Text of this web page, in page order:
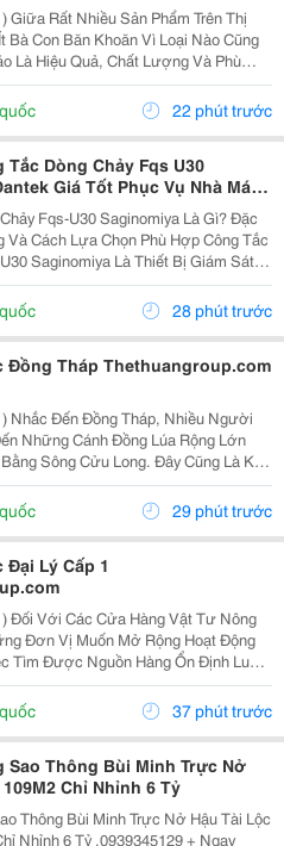
Giữa Rất Nhiều Sản Phẩm Trên Thị
Bà Con Băn Khoăn Vì Loại Nào Cũng
Là Hiệu Quả, Chất Lượng Và Phù
Tuy Nhiên, Một Sản Phẩm Chỉ Thực
Được Giá Trị Khi Được Nhiều Người...
22 phút trước
Tắc Dòng Chảy Fqs U30
Giá Tốt Phục Vụ Nhà Máy
Fqs-U30 Saginomiya Là Gì? Đặc
Lựa Chọn Phù Hợp Công Tắc
Saginomiya Là Thiết Bị Giám Sát
Sử Dụng Phổ Biến Trong Các Hệ
Hvac, Chiller, Hệ Thống Bơm,
28 phút trước
Đồng Tháp Thethuangroup.com
) Nhắc Đến Đồng Tháp, Nhiều Người
Những Cánh Đồng Lúa Rộng Lớn
Sông Cửu Long. Đây Cũng Là Khu
Thuận Lợi Để Cây Lúa Phát Triển,
Ốc Bươu Vàng Cũng Dễ Sinh Sôi,
29 phút trước
Đại Lý Cấp 1
Đối Với Các Cửa Hàng Vật Tư Nông
Đơn Vị Muốn Mở Rộng Hoạt Động
Tìm Được Nguồn Hàng Ổn Định Luôn
Hàng Đầu. Không Chỉ Ảnh Hưởng
Cung Mà Còn Quyết Định Khả
37 phút trước
Sao Thông Bùi Minh Trực Nở
Chỉ Nhỉnh 6 Tỷ
Thông Bùi Minh Trực Nở Hậu Tài Lộc
6 Tỷ .0939345129 + Ngay